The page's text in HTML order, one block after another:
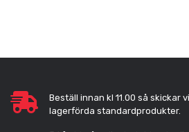
Beställ innan kl 11.00 så skickar
lagerförda standardprodukter.